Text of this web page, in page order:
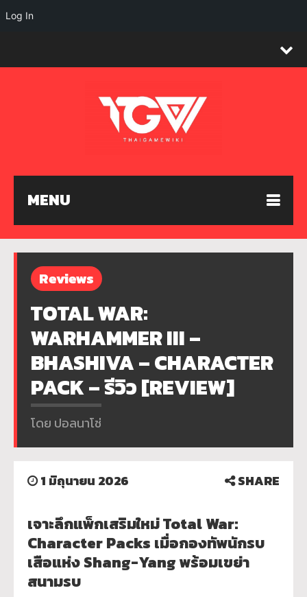
MENU
Reviews
TOTAL WAR:
WARHAMMER III –
BHASHIVA – CHARACTER
PACK – รีวิว [REVIEW]
โดย ปอลนาโช่
1 มิถุนายน 2026 SHARE
เจาะลึกแพ็กเสริมใหม่ Total War:
Character Packs เมื่อกองทัพนักรบ
เสือแห่ง Shang-Yang พร้อมเขย่า
สนามรบ
Log In